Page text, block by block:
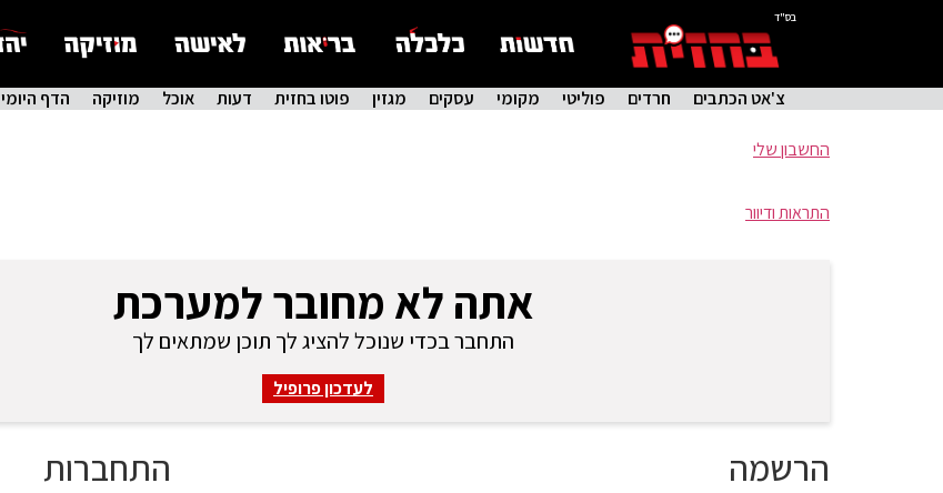
בס"ד
צ'אט הכתבים חרדים פוליטי מקומי עסקים מגזין פוטו בחזית דעות אוכל מוזיקה הדף היומי
החשבון שלי
התראות ודיוור
אתה לא מחובר למערכת
התחבר בכדי שנוכל להציג לך תוכן שמתאים לך
לעדכון פרופיל
התחברות הרשמה